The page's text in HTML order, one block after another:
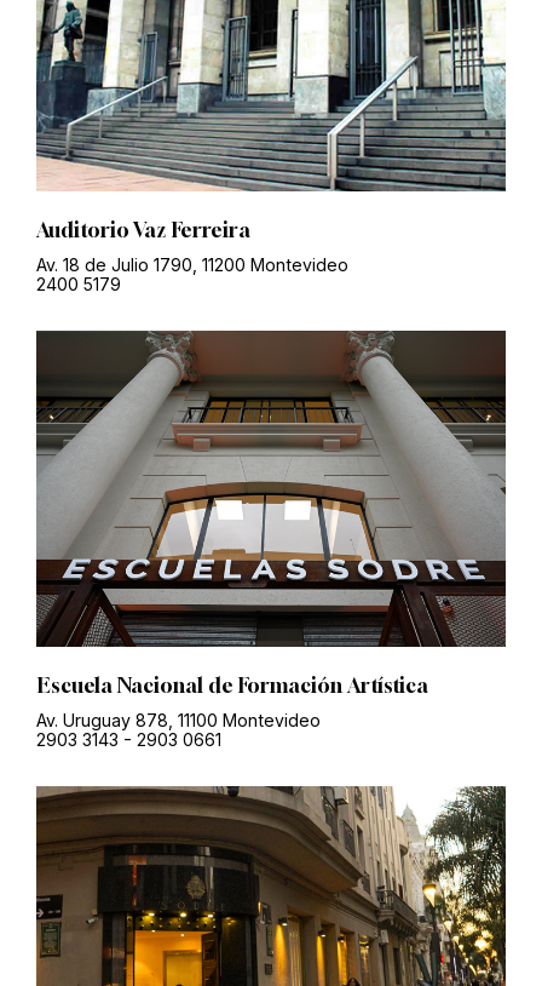
Auditorio Vaz Ferreira
Av. 18 de Julio 1790, 11200 Montevideo
2400 5179
Escuela Nacional de Formación Artística
Av. Uruguay 878, 11100 Montevideo
2903 3143 - 2903 0661